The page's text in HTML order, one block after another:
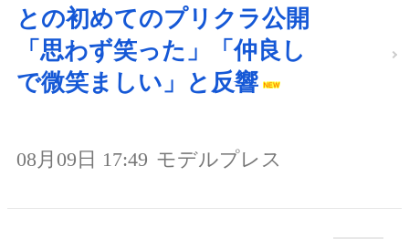
との初めてのプリクラ公開
「思わず笑った」「仲良し
で微笑ましい」と反響
08月09日 17:49 モデルプレス